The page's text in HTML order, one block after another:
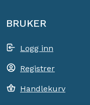
BRUKER
Logg inn
Registrer
Handlekurv